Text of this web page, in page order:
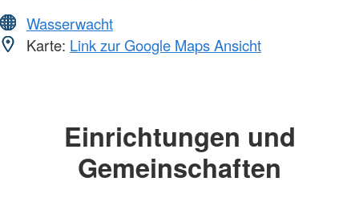
Wasserwacht
Karte: Link zur Google Maps Ansicht
Einrichtungen und
Gemeinschaften